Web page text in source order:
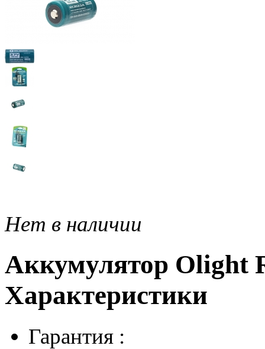
Нет в наличии
Аккумулятор Olight
Характеристики
Гарантия :